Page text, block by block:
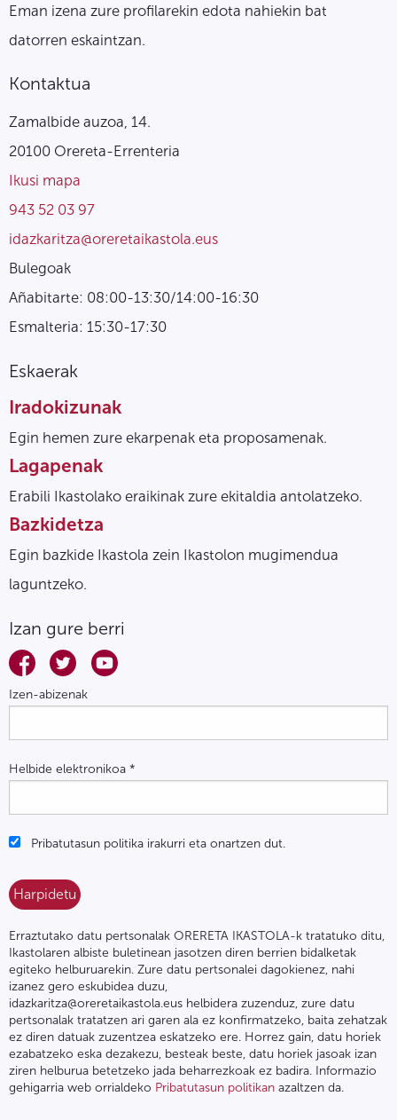
Eman izena zure profilarekin edota nahiekin bat
datorren eskaintzan.
Kontaktua
Zamalbide auzoa, 14.
20100 Orereta-Errenteria
Ikusi mapa
943 52 03 97
idazkaritza@oreretaikastola.eus
Bulegoak
Añabitarte: 08:00-13:30/14:00-16:30
Esmalteria: 15:30-17:30
Eskaerak
Iradokizunak
Egin hemen zure ekarpenak eta proposamenak.
Lagapenak
Erabili Ikastolako eraikinak zure ekitaldia antolatzeko.
Bazkidetza
Egin bazkide Ikastola zein Ikastolon mugimendua
laguntzeko.
Izan gure berri
Izen-abizenak
Helbide elektronikoa *
Pribatutasun politika irakurri eta onartzen dut.
Erraztutako datu pertsonalak ORERETA IKASTOLA-k tratatuko ditu,
Ikastolaren albiste buletinean jasotzen diren berrien bidalketak
egiteko helburuarekin. Zure datu pertsonalei dagokienez, nahi
izanez gero eskubidea duzu,
idazkaritza@oreretaikastola.eus helbidera zuzenduz, zure datu
pertsonalak tratatzen ari garen ala ez konfirmatzeko, baita zehatzak
ez diren datuak zuzentzea eskatzeko ere. Horrez gain, datu horiek
ezabatzeko eska dezakezu, besteak beste, datu horiek jasoak izan
ziren helburua betetzeko jada beharrezkoak ez badira. Informazio
gehigarria web orrialdeko Pribatutasun politikan azaltzen da.